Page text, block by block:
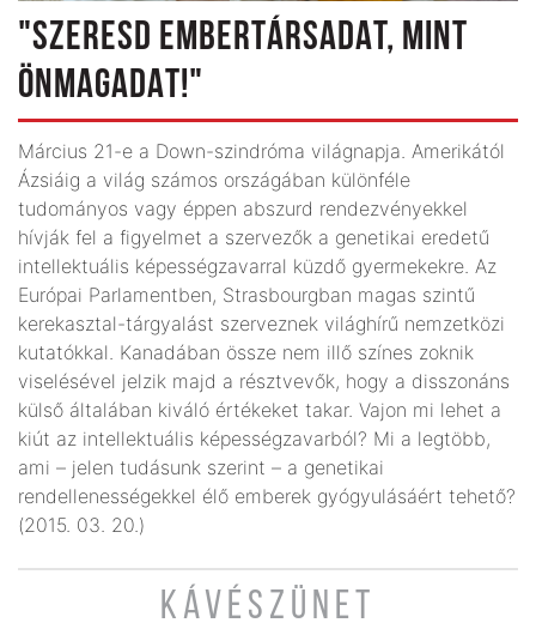
"SZERESD EMBERTÁRSADAT, MINT
ÖNMAGADAT!"
Március 21-e a Down-szindróma világnapja. Amerikától
Ázsiáig a világ számos országában különféle
tudományos vagy éppen abszurd rendezvényekkel
hívják fel a figyelmet a szervezők a genetikai eredetű
intellektuális képességzavarral küzdő gyermekekre. Az
Európai Parlamentben, Strasbourgban magas szintű
kerekasztal-tárgyalást szerveznek világhírű nemzetközi
kutatókkal. Kanadában össze nem illő színes zoknik
viselésével jelzik majd a résztvevők, hogy a disszonáns
külső általában kiváló értékeket takar. Vajon mi lehet a
kiút az intellektuális képességzavarból? Mi a legtöbb,
ami – jelen tudásunk szerint – a genetikai
rendellenességekkel élő emberek gyógyulásáért tehető?
(2015. 03. 20.)
KÁVÉSZÜNET